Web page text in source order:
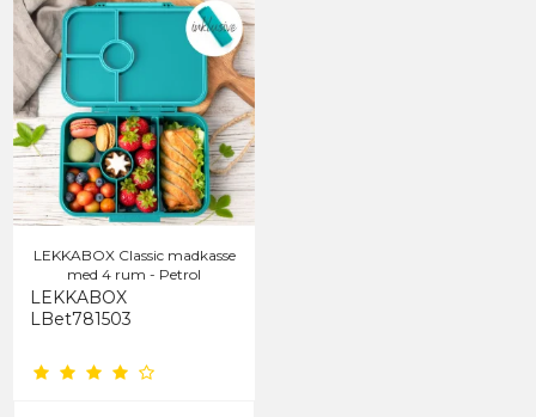
LEKKABOX Classic madkasse
med 4 rum - Petrol
LEKKABOX
LBet781503